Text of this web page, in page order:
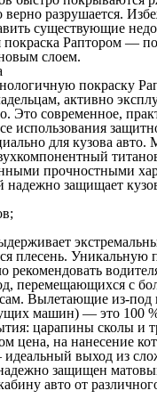
разрушается.
существующие
покраска Раптором —
слоем.
покраску
активно
Это современное,
использования
для кузова авто.
прочностными
надежно защищает
плесень. Уникальную
рекомендовать
перемещающихся с
Вылетающие из-под
машин) — это 100
царапины сколы и
цена, на нанесение
выход из
защищен
авто от